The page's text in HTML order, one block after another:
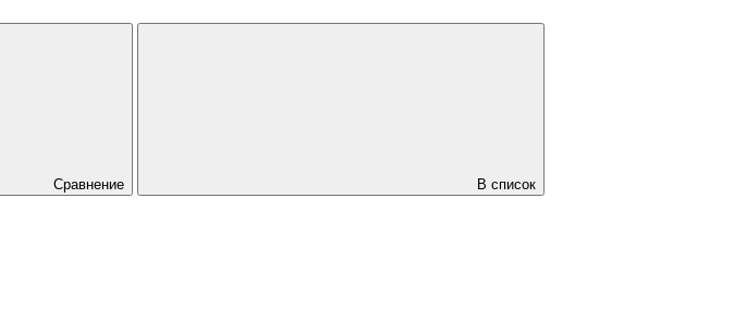
Сравнение
В список